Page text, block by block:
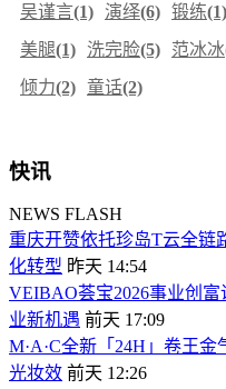
吴谨言(1) 演绎(6) 锻练(1)
美腿(1) 洗完脸(5) 范冰冰
倾力(2) 童话(2)
快讯
NEWS FLASH
重庆开赞依托珍岛T云全链
化转型 昨天 14:54
VEIBAO荟宝2026事业创
业新机遇 前天 17:09
M·A·C全新「24H」卷王
光妆效 前天 12:26